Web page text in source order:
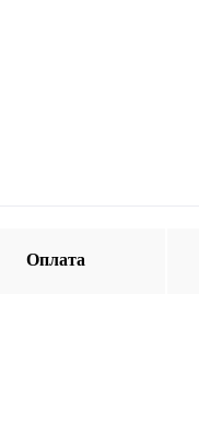
Оплата